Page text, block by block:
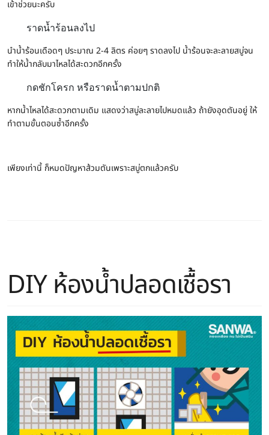
เข้าช่วยนะครับ
ราดน้ำร้อนลงไป
นำน้ำร้อนเดือดๆ ประมาณ 2-4 ลิตร ค่อยๆ ราดลงไป น้ำร้อนจะละลายสบู่จน
ทำให้น้ำกลับมาไหลได้สะดวกอีกครั้ง
กดชักโครก หรือราดน้ำตามปกติ
หากน้ำไหลได้สะดวกตามเดิม แสดงว่าสบู่ละลายไปหมดแล้ว ถ้ายังอุดตันอยู่ ให้
ทำตามขั้นตอนซ้ำอีกครั้ง
เพียงเท่านี้ ก็หมดปัญหาส้วมตันเพราะสบู่ตกแล้วครับ
DIY ห้องน้ำปลอดเชื้อรา